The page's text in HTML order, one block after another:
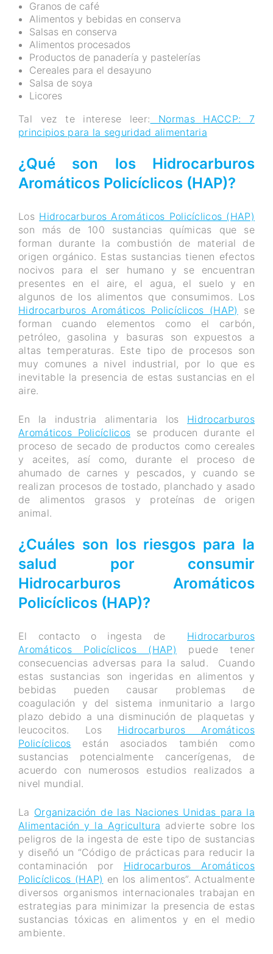
Granos de café
Alimentos y bebidas en conserva
Salsas en conserva
Alimentos procesados
Productos de panadería y pastelerías
Cereales para el desayuno
Salsa de soya
Licores
Tal vez te interese leer: Normas HACCP: 7
principios para la seguridad alimentaria
¿Qué son los Hidrocarburos
Aromáticos Policíclicos (HAP)?
Los Hidrocarburos Aromáticos Policíclicos (HAP)
son más de 100 sustancias químicas que se
forman durante la combustión de material de
origen orgánico. Estas sustancias tienen efectos
nocivos para el ser humano y se encuentran
presentes en el aire, el agua, el suelo y en
algunos de los alimentos que consumimos. Los
Hidrocarburos Aromáticos Policíclicos (HAP)
se
forman cuando elementos como el carbón,
petróleo, gasolina y basuras son expuestos a
altas temperaturas. Este tipo de procesos son
muy comunes a nivel industrial, por lo que es
inevitable la presencia de estas sustancias en el
aire.
En la industria alimentaria los Hidrocarburos
Aromáticos Policíclicos se producen durante el
proceso de secado de productos como cereales
y aceites, así como, durante el proceso de
ahumado de carnes y pescados, y cuando se
realizan procesos de tostado, planchado y asado
de alimentos grasos y proteínas de origen
animal.
¿Cuáles son los riesgos para la
salud por consumir
Hidrocarburos Aromáticos
Policíclicos (HAP)?
El contacto o ingesta de Hidrocarburos
Aromáticos Policíclicos (HAP) puede tener
consecuencias adversas para la salud. Cuando
estas sustancias son ingeridas en alimentos y
bebidas pueden causar problemas de
coagulación y del sistema inmunitario a largo
plazo debido a una disminución de plaquetas y
leucocitos. Los Hidrocarburos Aromáticos
Policíclicos están asociados también como
sustancias potencialmente cancerígenas, de
acuerdo con numerosos estudios realizados a
nivel mundial.
La Organización de las Naciones Unidas para la
Alimentación y la Agricultura advierte sobre los
peligros de la ingesta de este tipo de sustancias
y diseñó un “Código de prácticas para reducir la
contaminación por Hidrocarburos Aromáticos
Policíclicos (HAP) en los alimentos”. Actualmente
diversos organismos internacionales trabajan en
estrategias para minimizar la presencia de estas
sustancias tóxicas en alimentos y en el medio
ambiente.